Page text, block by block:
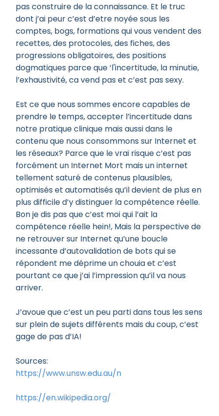
pas construire de la connaissance. Et le truc
dont j’ai peur c’est d’etre noyée sous les
comptes, bogs, formations qui vous vendent des
recettes, des protocoles, des fiches, des
progressions obligatoires, des positions
dogmatiques parce que ‘l'incertitude, la minutie,
l’exhaustivité, ca vend pas et c’est pas sexy.
Est ce que nous sommes encore capables de
prendre le temps, accepter l’incertitude dans
notre pratique clinique mais aussi dans le
contenu que nous consommons sur Internet et
les réseaux? Parce que le vrai risque c’est pas
forcément un Internet Mort mais un internet
tellement saturé de contenus plausibles,
optimisés et automatisés qu’il devient de plus en
plus difficile d’y distinguer la compétence réelle.
Bon je dis pas que c’est moi qui l’ait la
compétence réelle hein!, Mais la perspective de
ne retrouver sur Internet qu’une boucle
incessante d’autovalidation de bots qui se
répondent me déprime un chouia et c’est
pourtant ce que j’ai l’impression qu’il va nous
arriver.
J’avoue que c’est un peu parti dans tous les sens
sur plein de sujets différents mais du coup, c’est
gage de pas d’IA!
Sources:
https://www.unsw.edu.au/n
https://en.wikipedia.org/